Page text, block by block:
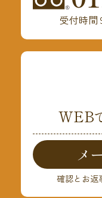
受付時間
WEB
メ
確認とお返